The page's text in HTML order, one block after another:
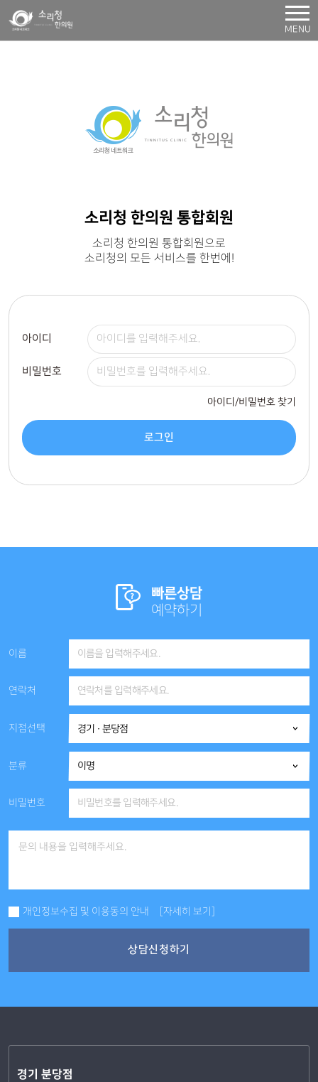
MENU
소리청 한의원 통합회원
소리청 한의원 통합회원으로
소리청의 모든 서비스를 한번에!
아이디
비밀번호
아이디/비밀번호 찾기
로그인
빠른상담
예약하기
이름
연락처
지점선택
분류
비밀번호
개인정보수집 및 이용동의 안내 [자세히 보기]
상담신청하기
경기 분당점